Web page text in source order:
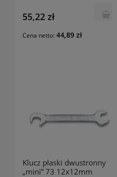
55,22 zł
Cena netto: 44,89 zł
Klucz płaski dwustronny
„mini” 73 12x12mm